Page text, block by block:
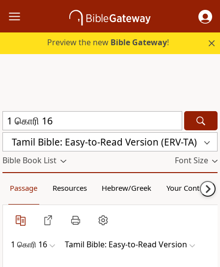
Preview the new Bible Gateway!
Tamil Bible: Easy-to-Read Version (ERV-TA)
Bible Book List Font Size
Passage Resources Hebrew/Greek Your Content
1 கொரி 16 Tamil Bible: Easy-to-Read Version